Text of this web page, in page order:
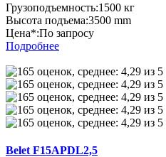
Грузоподъемность:1500 кг
Высота подъема:3500 mm
Цена*:По запросу
Подробнее
Belet F15APDL2,5